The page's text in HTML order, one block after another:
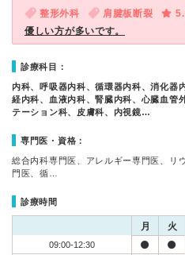
整形外科 肩腱板断裂
優しい方が多いです。
診療科目：
内科、呼吸器内科、循環器内科、消化器
経内科、血液内科、腎臓内科、心臓血管
テーション科、皮膚科、内視鏡…
専門医・資格：
総合内科専門医、アレルギー専門医、リ
門医、循…
診療時間
月 火
09:00-12:30